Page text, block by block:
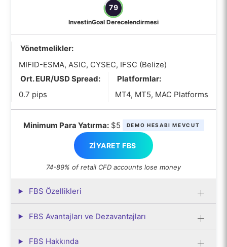
79
InvestinGoal Derecelendirmesi
Yönetmelikler:
MIFID-ESMA, ASIC, CYSEC, IFSC (Belize)
Ort. EUR/USD Spread:
0.7 pips
Platformlar:
MT4, MT5, MAC Platforms
Minimum Para Yatırma:$5 DEMO HESABI MEVCUT
ZIYARET FBS
74-89% of retail CFD accounts lose money
FBS Özellikleri
FBS Avantajları ve Dezavantajları
FBS Hakkında